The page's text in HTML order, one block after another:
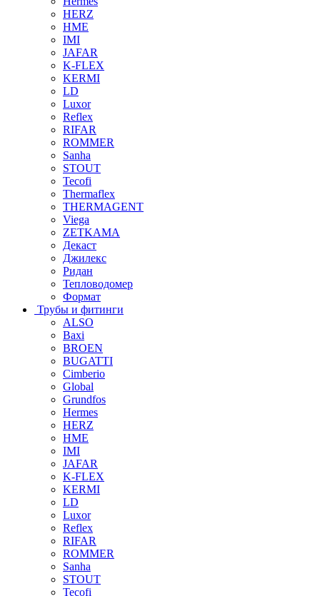
HERZ
HME
IMI
JAFAR
K-FLEX
KERMI
LD
Luxor
Reflex
RIFAR
ROMMER
Sanha
STOUT
Tecofi
Thermaflex
THERMAGENT
Viega
ZETKAMA
Декаст
Джилекс
Ридан
Тепловодомер
Формат
Трубы и фитинги
ALSO
Baxi
BROEN
BUGATTI
Cimberio
Global
Grundfos
Hermes
HERZ
HME
IMI
JAFAR
K-FLEX
KERMI
LD
Luxor
Reflex
RIFAR
ROMMER
Sanha
STOUT
Tecofi